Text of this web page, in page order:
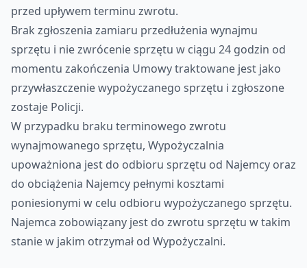
przed upływem terminu zwrotu.
Brak zgłoszenia zamiaru przedłużenia wynajmu
sprzętu i nie zwrócenie sprzętu w ciągu 24 godzin od
momentu zakończenia Umowy traktowane jest jako
przywłaszczenie wypożyczanego sprzętu i zgłoszone
zostaje Policji.
W przypadku braku terminowego zwrotu
wynajmowanego sprzętu, Wypożyczalnia
upoważniona jest do odbioru sprzętu od Najemcy oraz
do obciążenia Najemcy pełnymi kosztami
poniesionymi w celu odbioru wypożyczanego sprzętu.
Najemca zobowiązany jest do zwrotu sprzętu w takim
stanie w jakim otrzymał od Wypożyczalni.